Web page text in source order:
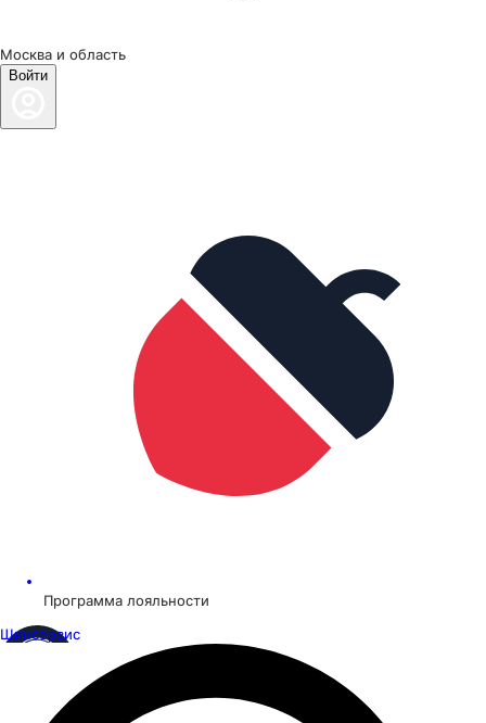
Москва и область
Войти
Программа лояльности
Шинсервис